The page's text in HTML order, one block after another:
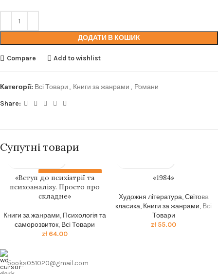
ДОДАТИ В КОШИК
Compare Add to wishlist
Категорії: Всі Товари , Книги за жанрами , Романи
Share:
Супутні товари
Передзамовлення
«Вступ до психіатрії та
психоаналізу. Просто про
складне»
Книги за жанрами, Психологія та
саморозвиток, Всі Товари
zł64.00
«1984»
Художня література,Світова
класика, Книги за жанрами, Всі
Товари
zł 55.00
books051020@gmail.com